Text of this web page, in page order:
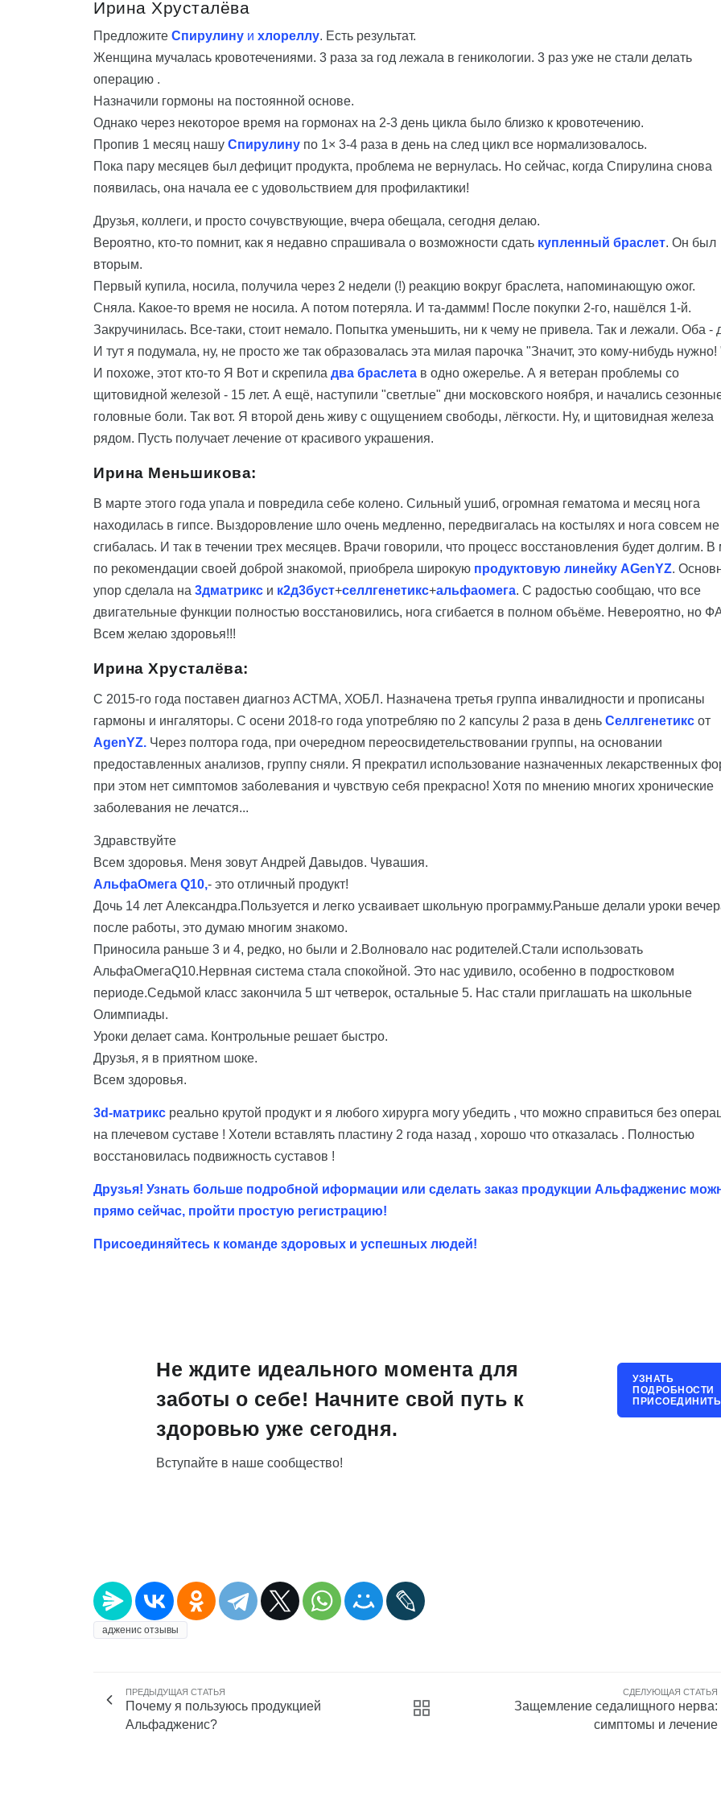
Ирина Хрусталёва
Предложите Спирулину и хлореллу. Есть результат.
Женщина мучалась кровотечениями. 3 раза за год лежала в геникологии. 3 раз уже не стали делать
операцию .
Назначили гормоны на постоянной основе.
Однако через некоторое время на гормонах на 2-3 день цикла было близко к кровотечению.
Пропив 1 месяц нашу Спирулину по 1× 3-4 раза в день на след цикл все нормализовалось.
Пока пару месяцев был дефицит продукта, проблема не вернулась. Но сейчас, когда Спирулина снова
появилась, она начала ее с удовольствием для профилактики!
Друзья, коллеги, и просто сочувствующие, вчера обещала, сегодня делаю.
Вероятно, кто-то помнит, как я недавно спрашивала о возможности сдать купленный браслет. Он был
вторым.
Первый купила, носила, получила через 2 недели (!) реакцию вокруг браслета, напоминающую ожог.
Сняла. Какое-то время не носила. А потом потеряла. И та-даммм! После покупки 2-го, нашёлся 1-й.
Закручинилась. Все-таки, стоит немало. Попытка уменьшить, ни к чему не привела. Так и лежали. Оба -
И тут я подумала, ну, не просто же так образовалась эта милая парочка "Значит, это кому-нибудь нужно!
И похоже, этот кто-то Я Вот и скрепила два браслета в одно ожерелье. А я ветеран проблемы со
щитовидной железой - 15 лет. А ещё, наступили "светлые" дни московского ноября, и начались
головные боли. Так вот. Я второй день живу с ощущением свободы, лёгкости. Ну, и щитовидная железа
рядом. Пусть получает лечение от красивого украшения.
Ирина Меньшикова:
В марте этого года упала и повредила себе колено. Сильный ушиб, огромная гематома и месяц нога
находилась в гипсе. Выздоровление шло очень медленно, передвигалась на костылях и нога совсем не
сгибалась. И так в течении трех месяцев. Врачи говорили, что процесс восстановления будет долгим. В
по рекомендации своей доброй знакомой, приобрела широкую продуктовую линейку АGenYZ.
упор сделала на 3дматрикс и к2д3буст+селлгенетикс+альфаомега. С радостью сообщаю, что все
двигательные функции полностью восстановились, нога сгибается в полном объёме. Невероятно, но
Всем желаю здоровья!!!
Ирина Хрусталёва:
С 2015-го года поставен диагноз АСТМА, ХОБЛ. Назначена третья группа инвалидности и прописаны
гармоны и ингаляторы. С осени 2018-го года употребляю по 2 капсулы 2 раза в день Селлгенетикс от
AgenYZ. Через полтора года, при очередном переосвидетельствовании группы, на основании
предоставленных анализов, группу сняли. Я прекратил использование назначенных лекарственных
при этом нет симптомов заболевания и чувствую себя прекрасно! Хотя по мнению многих хронические
заболевания не лечатся...
Здравствуйте
Всем здоровья. Меня зовут Андрей Давыдов. Чувашия.
АльфаОмега Q10,- это отличный продукт!
Дочь 14 лет Александра.Пользуется и легко усваивает школьную программу.Раньше делали уроки
после работы, это думаю многим знакомо.
Приносила раньше 3 и 4, редко, но были и 2.Волновало нас родителей.Стали использовать
АльфаОмегаQ10.Нервная система стала спокойной. Это нас удивило, особенно в подростковом
периоде.Седьмой класс закончила 5 шт четверок, остальные 5. Нас стали приглашать на школьные
Олимпиады.
Уроки делает сама. Контрольные решает быстро.
Друзья, я в приятном шоке.
Всем здоровья.
3d-матрикс реально крутой продукт и я любого хирурга могу убедить , что можно справиться без
на плечевом суставе ! Хотели вставлять пластину 2 года назад , хорошо что отказалась . Полностью
восстановилась подвижность суставов !
Друзья! Узнать больше подробной иформации или сделать заказ продукции Альфадженис
прямо сейчас, пройти простую регистрацию!
Присоединяйтесь к команде здоровых и успешных людей!
Не ждите идеального момента для
заботы о себе! Начните свой путь к
здоровью уже сегодня.
Вступайте в наше сообщество!
УЗНАТЬ
ПОДРОБНОСТИ
адженис отзывы
ПРЕДЫДУЩАЯ СТАТЬЯ
Почему я пользуюсь продукцией
Альфадженис?
СДЕЛУЮЩАЯ СТАТЬЯ
Защемление седалищного нерва:
симптомы и лечение